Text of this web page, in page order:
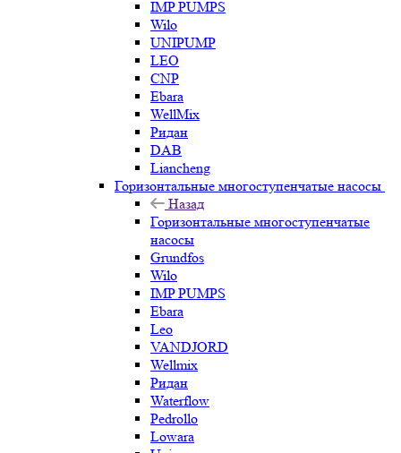
IMP PUMPS
Wilo
UNIPUMP
LEO
CNP
Ebara
WellMix
Ридан
DAB
Liancheng
Горизонтальные многоступенчатые насосы
Назад
Горизонтальные многоступенчатые
насосы
Grundfos
Wilo
IMP PUMPS
Ebara
Leo
VANDJORD
Wellmix
Ридан
Waterflow
Pedrollo
Lowara